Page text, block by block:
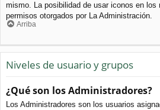
mismo. La posibilidad de usar iconos en los
permisos otorgados por La Administración.
Arriba
Niveles de usuario y grupos
¿Qué son los Administradores?
Los Administradores son los usuarios